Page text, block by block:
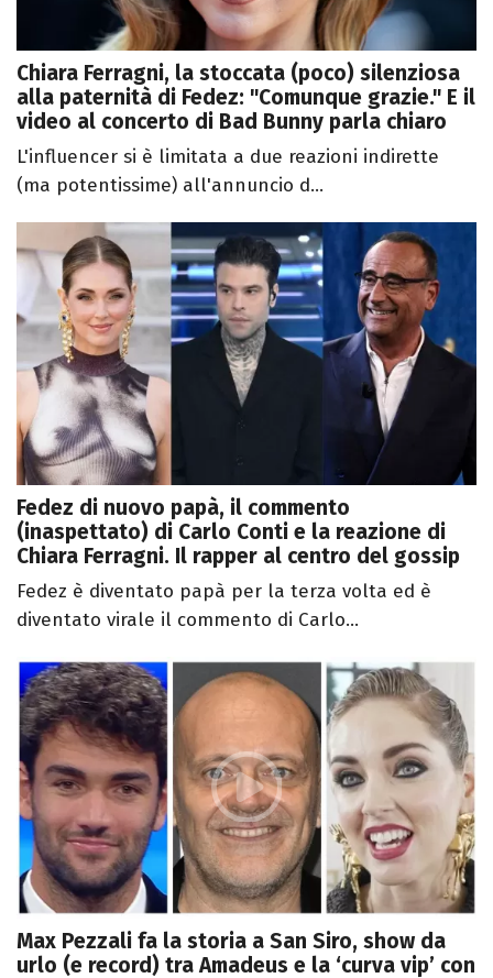
Chiara Ferragni, la stoccata (poco) silenziosa
alla paternità di Fedez: "Comunque grazie." E il
video al concerto di Bad Bunny parla chiaro
L'influencer si è limitata a due reazioni indirette
(ma potentissime) all'annuncio d...
Fedez di nuovo papà, il commento
(inaspettato) di Carlo Conti e la reazione di
Chiara Ferragni. Il rapper al centro del gossip
Fedez è diventato papà per la terza volta ed è
diventato virale il commento di Carlo...
Max Pezzali fa la storia a San Siro, show da
urlo (e record) tra Amadeus e la ‘curva vip’ con